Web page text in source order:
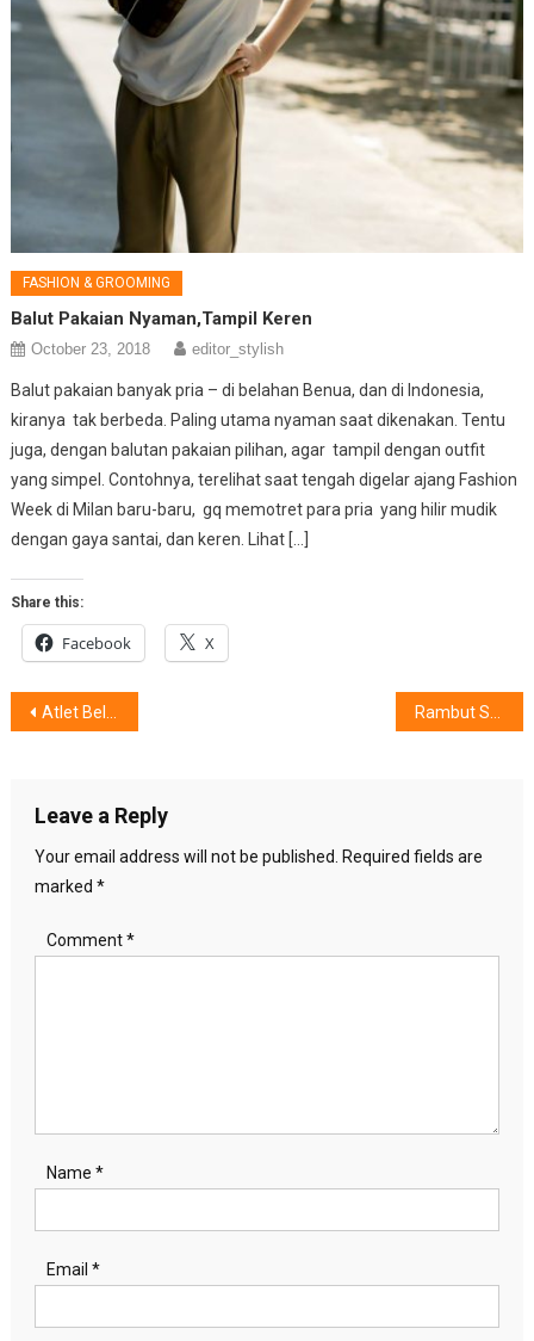
FASHION & GROOMING
Balut Pakaian Nyaman,Tampil Keren
October 23, 2018 editor_stylish
Balut pakaian banyak pria – di belahan Benua, dan di Indonesia,
kiranya tak berbeda. Paling utama nyaman saat dikenakan. Tentu
juga, dengan balutan pakaian pilihan, agar tampil dengan outfit
yang simpel. Contohnya, terelihat saat tengah digelar ajang Fashion
Week di Milan baru-baru, gq memotret para pria yang hilir mudik
dengan gaya santai, dan keren. Lihat […]
Share this:
Facebook X
Post
Atlet Belia Menembus Dunia Rambut Sehat & Berpesona
Leave a Reply
Your email address will not be published. Required fields are
marked *
Comment*
Name *
Email *